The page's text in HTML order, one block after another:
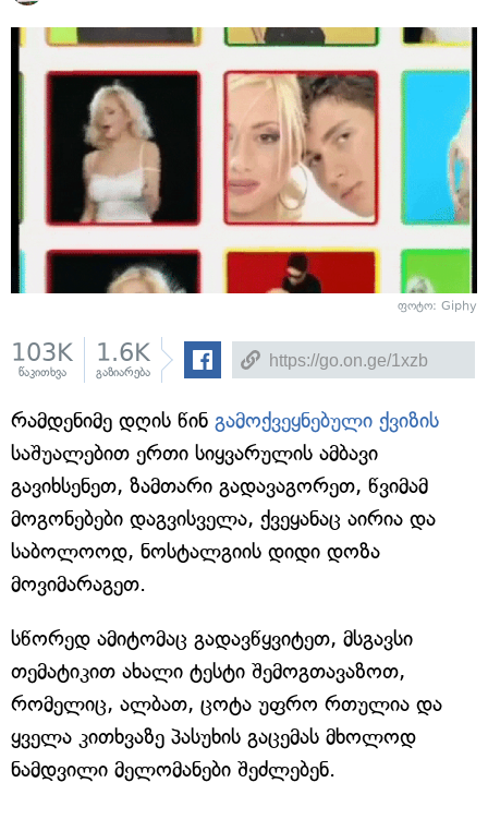
ფოტო: Giphy
103K
წაკითხვა
1.6K
გაზიარება
რამდენიმე დღის წინ გამოქვეყნებული ქვიზის
საშუალებით ერთი სიყვარულის ამბავი
გავიხსენეთ, ზამთარი გადავაგორეთ, წვიმამ
მოგონებები დაგვისველა, ქვეყანაც აირია და
საბოლოოდ, ნოსტალგიის დიდი დოზა
მოვიმარაგეთ.
სწორედ ამიტომაც გადავწყვიტეთ, მსგავსი
თემატიკით ახალი ტესტი შემოგთავაზოთ,
რომელიც, ალბათ, ცოტა უფრო რთულია და
ყველა კითხვაზე პასუხის გაცემას მხოლოდ
ნამდვილი მელომანები შეძლებენ.